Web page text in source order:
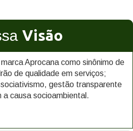
Visão
Aprocana como sinônimo de
de qualidade em serviços;
gestão transparente
causa socioambiental.